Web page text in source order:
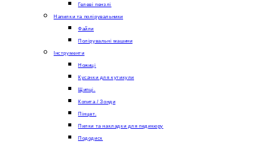
Гелеві пензлі
Напилки та полірувальники
Файли
Полірувальні машини
Інструменти
Ножиці
Кусачки для кутикули
Щипці.
Копита / Зонди
Пінцет.
Пилки та накладки для педикюру
Пододиск